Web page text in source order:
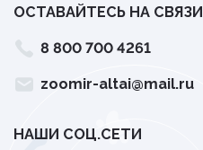
ОСТАВАЙТЕСЬ НА СВЯЗИ
8 800 700 4261
zoomir-altai@mail.ru
НАШИ СОЦ.СЕТИ